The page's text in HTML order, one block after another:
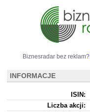
Biznesradar bez reklam?
INFORMACJE
ISIN:
Liczba akcji: